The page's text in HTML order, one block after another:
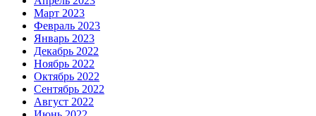
Март 2023
Февраль 2023
Январь 2023
Декабрь 2022
Ноябрь 2022
Октябрь 2022
Сентябрь 2022
Август 2022